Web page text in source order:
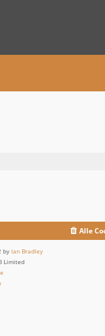
Alle
by Ian Bradley
Limited